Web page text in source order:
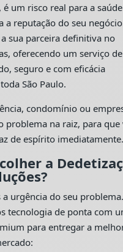
um risco real para a
a reputação do seu
sua parceira definitiva no
oferecendo um serviço de
seguro e com eficácia
São Paulo.
condomínio ou
problema na raiz, para que
de espírito imediatamente.
a
urgência do seu
tecnologia de ponta com
para entregar a